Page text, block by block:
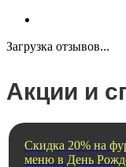
Загрузка отзывов...
Акции и
Скидка 20% на
меню в День